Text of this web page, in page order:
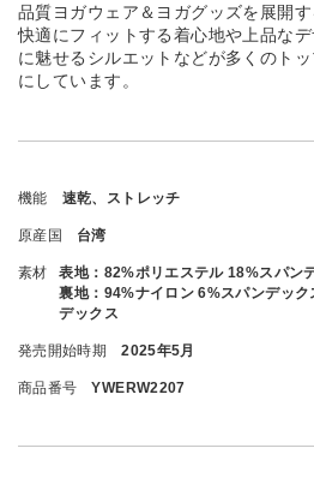
品質ヨガウェア＆ヨガグッズを展開す
快適にフィットする着心地や上品な
に魅せるシルエットなどが多くのト
にしています。
機能 速乾、ストレッチ
原産国 台湾
素材
表地：82%ポリエステル 18%スパン
裏地：94%ナイロン 6%スパンデッ
デックス
発売開始時期 2025年5月
商品番号 YWERW2207